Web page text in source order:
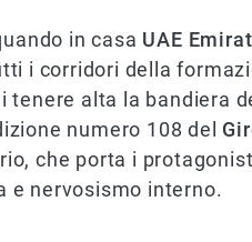
in casa UAE
i corridori della
alta la bandiera
numero 108 del
che porta i
e nervosismo interno.